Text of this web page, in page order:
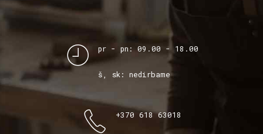
pr - pn: 09.00 - 18.00
š, sk: nedirbame
+370 618 63018